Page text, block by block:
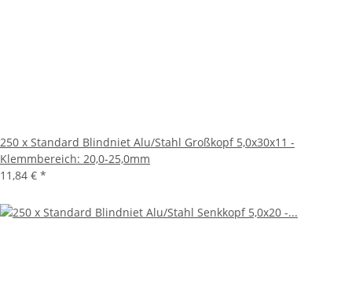
250 x Standard Blindniet Alu/Stahl Großkopf 5,0x30x11 -
Klemmbereich: 20,0-25,0mm
11,84 € *